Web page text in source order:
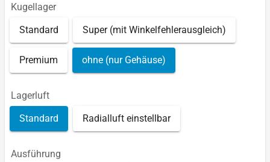
Kugellager
Standard Super (mit Winkelfehlerausgleich)
Premium ohne (nur Gehäuse)
Lagerluft
Standard Radialluft einstellbar
Ausführung